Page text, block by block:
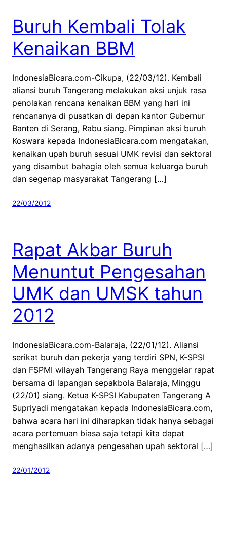
Buruh Kembali Tolak
Kenaikan BBM
IndonesiaBicara.com-Cikupa, (22/03/12). Kembali
aliansi buruh Tangerang melakukan aksi unjuk rasa
penolakan rencana kenaikan BBM yang hari ini
rencananya di pusatkan di depan kantor Gubernur
Banten di Serang, Rabu siang. Pimpinan aksi buruh
Koswara kepada IndonesiaBicara.com mengatakan,
kenaikan upah buruh sesuai UMK revisi dan sektoral
yang disambut bahagia oleh semua keluarga buruh
dan segenap masyarakat Tangerang […]
22/03/2012
Rapat Akbar Buruh
Menuntut Pengesahan
UMK dan UMSK tahun
2012
IndonesiaBicara.com-Balaraja, (22/01/12). Aliansi
serikat buruh dan pekerja yang terdiri SPN, K-SPSI
dan FSPMI wilayah Tangerang Raya menggelar rapat
bersama di lapangan sepakbola Balaraja, Minggu
(22/01) siang. Ketua K-SPSI Kabupaten Tangerang A
Supriyadi mengatakan kepada IndonesiaBicara.com,
bahwa acara hari ini diharapkan tidak hanya sebagai
acara pertemuan biasa saja tetapi kita dapat
menghasilkan adanya pengesahan upah sektoral […]
22/01/2012